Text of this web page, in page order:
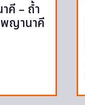
คี – ถ้ำ
ญานาคี